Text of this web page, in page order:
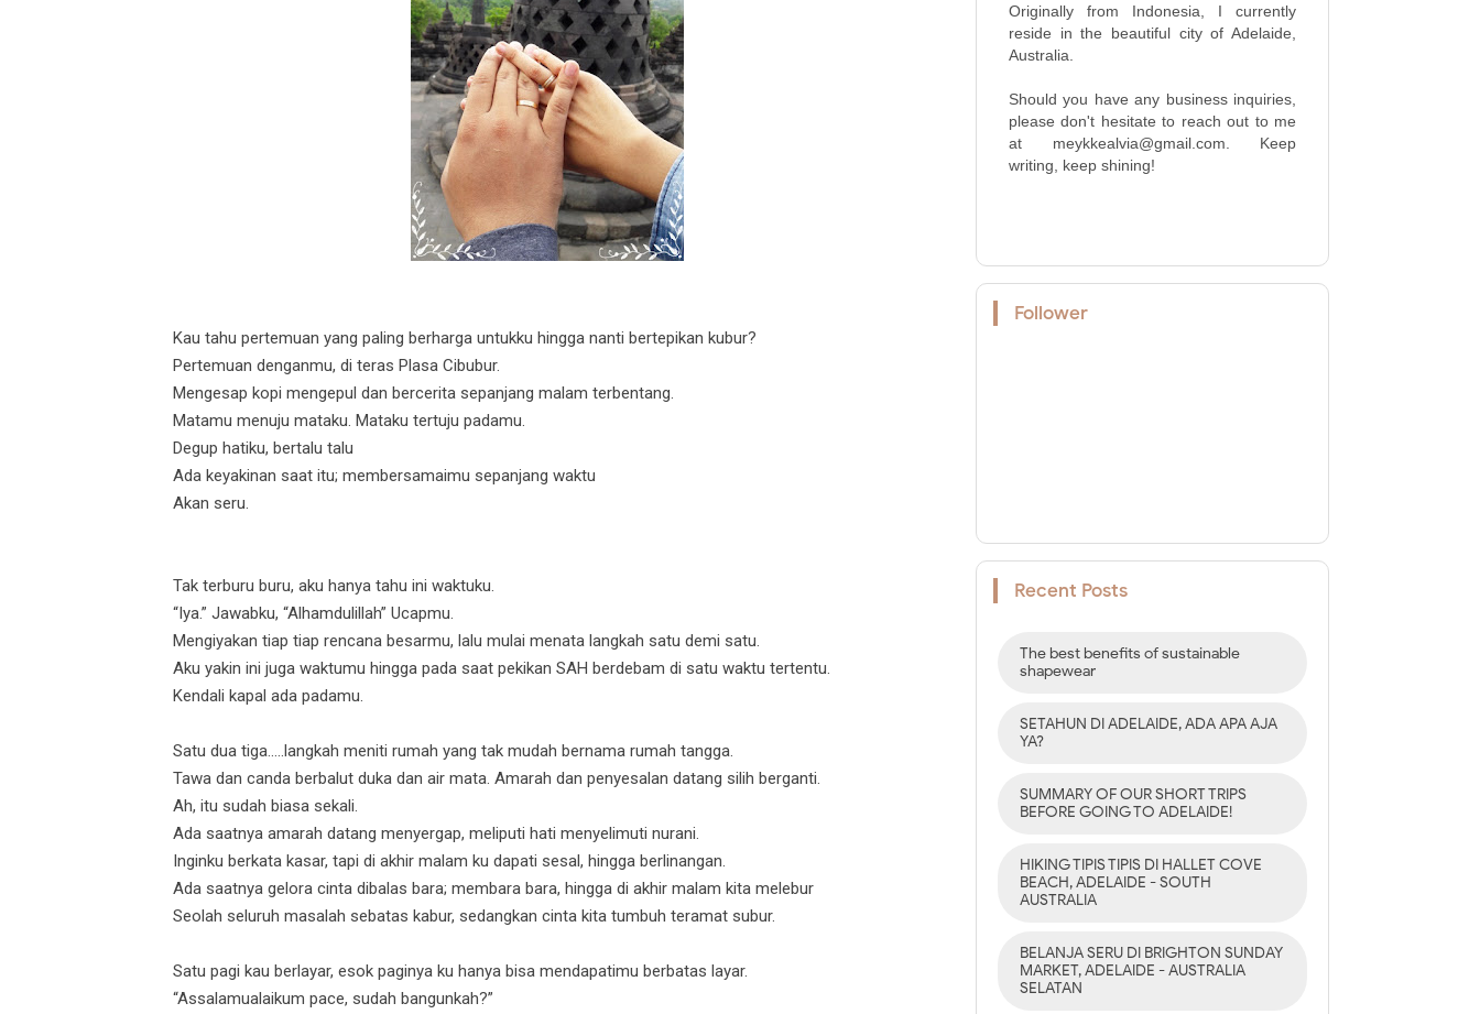
Kau tahu pertemuan yang paling berharga untukku hingga nanti bertepikan kubur?
Pertemuan denganmu, di teras Plasa Cibubur.
Mengesap kopi mengepul dan bercerita sepanjang malam terbentang.
Matamu menuju mataku. Mataku tertuju padamu.
Degup hatiku, bertalu talu
Ada keyakinan saat itu; membersamaimu sepanjang waktu
Akan seru.
Tak terburu buru, aku hanya tahu ini waktuku.
“Iya.” Jawabku, “Alhamdulillah” Ucapmu.
Mengiyakan tiap tiap rencana besarmu, lalu mulai menata langkah satu demi satu.
Aku yakin ini juga waktumu hingga pada saat pekikan SAH berdebam di satu waktu tertentu.
Kendali kapal ada padamu.
Satu dua tiga.....langkah meniti rumah yang tak mudah bernama rumah tangga.
Tawa dan canda berbalut duka dan air mata. Amarah dan penyesalan datang silih berganti.
Ah, itu sudah biasa sekali.
Ada saatnya amarah datang menyergap, meliputi hati menyelimuti nurani.
Inginku berkata kasar, tapi di akhir malam ku dapati sesal, hingga berlinangan.
Ada saatnya gelora cinta dibalas bara; membara bara, hingga di akhir malam kita melebur
Seolah seluruh masalah sebatas kabur, sedangkan cinta kita tumbuh teramat subur.
Satu pagi kau berlayar, esok paginya ku hanya bisa mendapatimu berbatas layar.
“Assalamualaikum pace, sudah bangunkah?”
Originally from Indonesia, I currently
reside in the beautiful city of Adelaide,
Australia.
Should you have any business inquiries,
please don't hesitate to reach out to me
at meykkealvia@gmail.com. Keep
writing, keep shining!
Follower
Recent Posts
The best benefits of sustainable
shapewear
SETAHUN DI ADELAIDE, ADA APA AJA
YA?
SUMMARY OF OUR SHORT TRIPS
BEFORE GOING TO ADELAIDE!
HIKING TIPIS TIPIS DI HALLET COVE
BEACH, ADELAIDE - SOUTH
AUSTRALIA
BELANJA SERU DI BRIGHTON SUNDAY
MARKET, ADELAIDE - AUSTRALIA
SELATAN